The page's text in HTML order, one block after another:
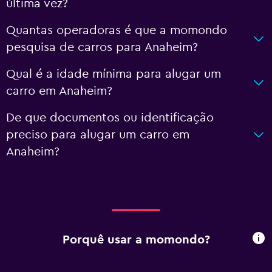
última vez?
Quantas operadoras é que a momondo
pesquisa de carros para Anaheim?
Qual é a idade mínima para alugar um
carro em Anaheim?
De que documentos ou identificação
preciso para alugar um carro em
Anaheim?
Porquê usar a momondo?